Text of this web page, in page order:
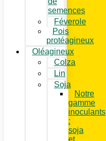
semences
Féverole
Pois
protéagineux
Oléagineux
Colza
Lin
Soja
Notre
gamme
inoculants
:
soja
et